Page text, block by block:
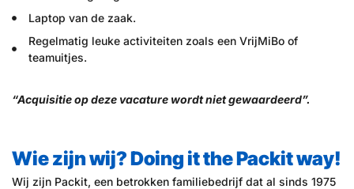
Laptop van de zaak.
Regelmatig leuke activiteiten zoals een VrijMiBo of
teamuitjes.
“Acquisitie op deze vacature wordt niet gewaardeerd”.
Wie zijn wij? Doing it the Packit way!
Wij zijn Packit, een betrokken familiebedrijf dat al sinds 1975